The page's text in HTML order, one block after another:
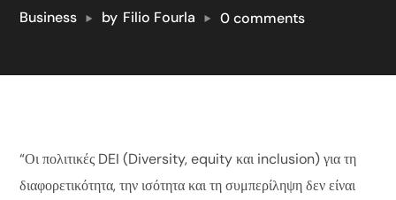
Business by Filio Fourla 0 comments
“Οι πολιτικές DEI (Diversity, equity και inclusion) για τη
διαφορετικότητα, την ισότητα και τη συμπερίληψη δεν είναι